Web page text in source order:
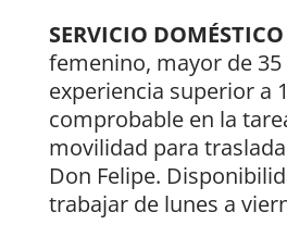
SERVICIO
femenino, mayor de 35
experiencia superior a
comprobable en la
movilidad para
Don Felipe.
trabajar de lunes a